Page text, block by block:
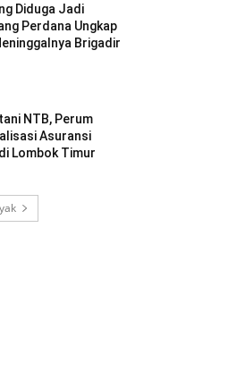
Diduga Jadi
Perdana Ungkap
Brigadir
NTB, Perum
Asuransi
Lombok Timur